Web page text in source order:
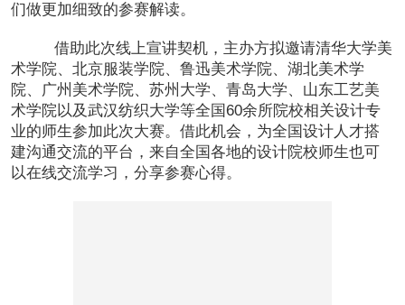
们做更加细致的参赛解读。
借助此次线上宣讲契机，主办方拟邀请清华大学美
术学院、北京服装学院、鲁迅美术学院、湖北美术学
院、广州美术学院、苏州大学、青岛大学、山东工艺美
术学院以及武汉纺织大学等全国60余所院校相关设计专
业的师生参加此次大赛。借此机会，为全国设计人才搭
建沟通交流的平台，来自全国各地的设计院校师生也可
以在线交流学习，分享参赛心得。